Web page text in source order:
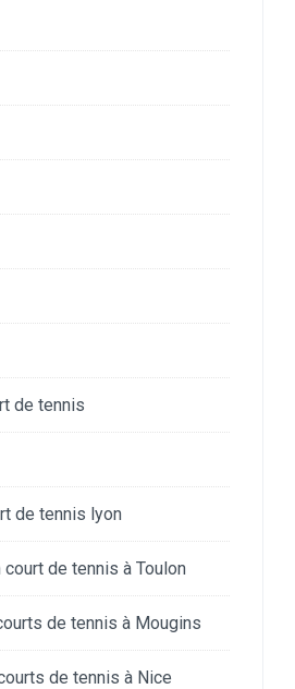
de tennis
de tennis lyon
de tennis à Toulon
de tennis à Mougins
de tennis à Nice